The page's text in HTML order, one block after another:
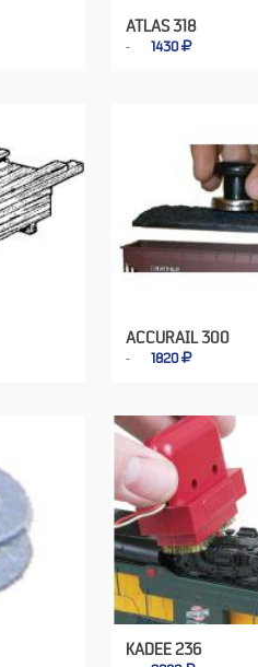
ATLAS 318
1430
ACCURAIL 300
1820
KADEE 236